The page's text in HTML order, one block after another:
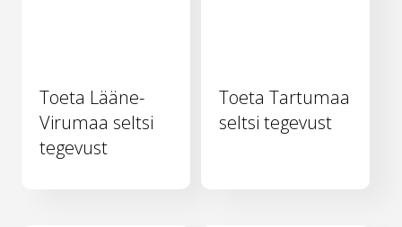
Toeta Lääne-
Virumaa seltsi
tegevust
Toeta Tartumaa
seltsi tegevust